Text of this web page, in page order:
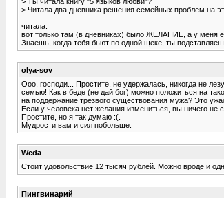
> Читала два дневника решения семейных проблем на
читала.
вот только там (в дневниках) было ЖЕЛАНИЕ, а у меня
Знаешь, когда тебя бьют по одной щеке, ты
olya-sov
Ооо, господи... Простите, не удержалась, никогда не
семью! Как в беде (не дай бог) можно положиться на
на поддержание трезвого существования мужа? Это
Если у человека нет желания измениться, вы ничего не
Простите, но я так думаю :(.
Мудрости вам и сил побольше.
Weda
Стоит удовольствие 12 тысяч рублей. Можно вроде и
Пингвинарий